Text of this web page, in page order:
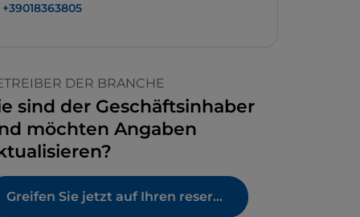
+39018363805
DER BRANCHE
sind der Geschäftsinhaber
möchten Angaben
Greifen Sie jetzt auf Ihren reservierten Bereich zu